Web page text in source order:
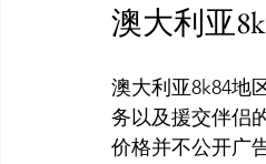
澳大利亚
澳大利亚8k84地
务以及援交伴侣
价格并不公开广